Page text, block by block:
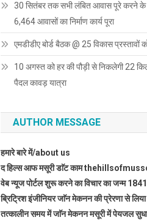
30 सितंबर तक सभी लंबित आवास पूरे करने के
6,464 आवासों का निर्माण कार्य पूरा
एमडीडीए बोर्ड बैठक @ 25 विकास प्रस्तावों
10 अगस्त को हर की पौड़ी से निकलेगी 22
पैदल कावड़ यात्रा
AUTHOR MESSAGE
हमारे बारे में/about us
द हिल्स आफ मसूरी डाॅट काम
वेब न्यूज पोर्टल शुरू करने का विचार का जन्म
ब्रिट्रिश इंजीनियर जाॅन मेकनन की प्रेरणा से लिया
तत्कालीन समय में जाॅन मेकनन मसूरी में पेयजल